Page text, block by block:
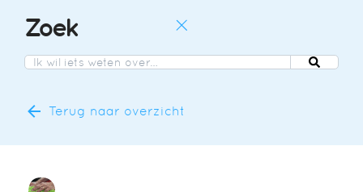
Zoek
Terug naar overzicht